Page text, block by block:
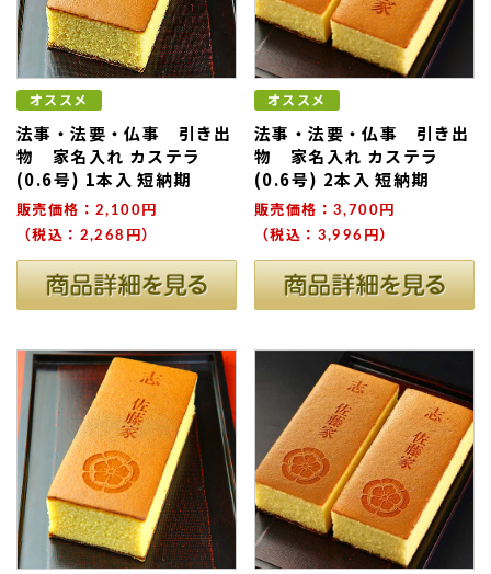
？
退職・異動の挨拶におすすめのお菓子ギ
フト5選
失敗し
オススメ
法事・法要・仏事 引き出
物 家名入れ カステラ
(0.6号) 1本入 短納期
販売価格：2,100円
（税込：2,268円）
オススメ
法事・法要・仏事 引き出
物 家名入れ カステラ
(0.6号) 2本入 短納期
販売価格：3,700円
（税込：3,996円）